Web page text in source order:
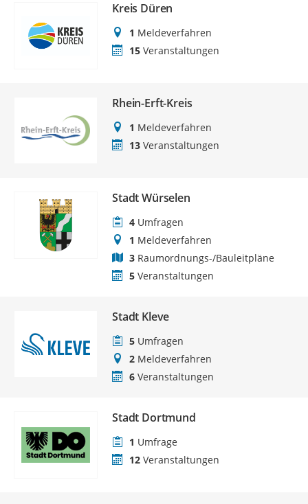
Kreis Düren
1 Meldeverfahren
15 Veranstaltungen
Rhein-Erft-Kreis
1 Meldeverfahren
13 Veranstaltungen
Stadt Würselen
4 Umfragen
1 Meldeverfahren
3 Raumordnungs-/Bauleitpläne
5 Veranstaltungen
Stadt Kleve
5 Umfragen
2 Meldeverfahren
6 Veranstaltungen
Stadt Dortmund
1 Umfrage
12 Veranstaltungen